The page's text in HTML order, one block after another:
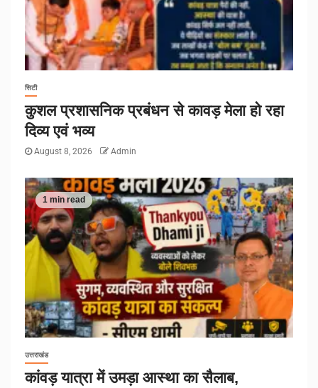
सिटी
कुशल प्रशासनिक प्रबंधन से कावड़ मेला हो रहा
दिव्य एवं भव्य
August 8, 2026 Admin
1 min read
उत्तराखंड
कांवड़ यात्रा में उमड़ा आस्था का सैलाब,